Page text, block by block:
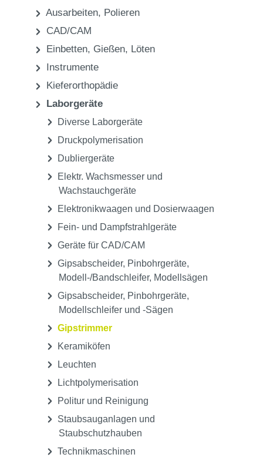
Labor Laborgeräte
Instrumente
Kieferorthopädie
Laborgeräte
Diverse Laborgeräte
Druckpolymerisation
Dubliergeräte
Elektr. Wachsmesser und
Wachstauchgeräte
Elektronikwaagen und Dosierwaagen
Fein- und Dampfstrahlgeräte
Geräte für CAD/CAM
Gipsabscheider, Pinbohrgeräte,
Modell-/Bandschleifer, Modellsägen
Gipsabscheider, Pinbohrgeräte,
Modellschleifer und -Sägen
Gipstrimmer